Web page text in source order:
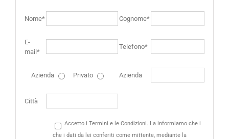
Nome* Cognome*
E-
mail*
Telefono*
Azienda Privato Azienda
Città
Accetto i Termini e le Condizioni. La informiamo che i
che i dati da lei conferiti come mittente, mediante la